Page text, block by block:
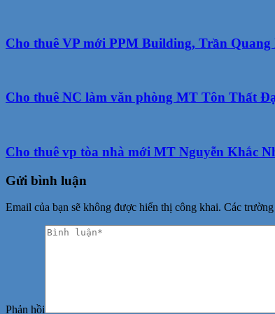
Cho thuê VP mới PPM Building, Trần
Cho thuê NC làm văn phòng MT Tôn Thất
Cho thuê vp tòa nhà mới MT Nguyễn Khắc
Gửi bình luận
Email của bạn sẽ không được hiển thị công khai. Các
Phản hồi